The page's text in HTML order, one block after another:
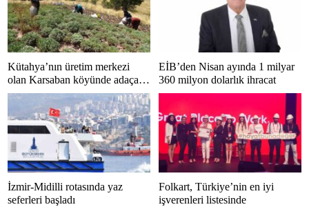
Kütahya’nın üretim merkezi
olan Karsaban köyünde adaçayı
hasadı başladı
EİB’den Nisan ayında 1 milyar
360 milyon dolarlık ihracat
İzmir-Midilli rotasında yaz
seferleri başladı
Folkart, Türkiye’nin en iyi
işverenleri listesinde